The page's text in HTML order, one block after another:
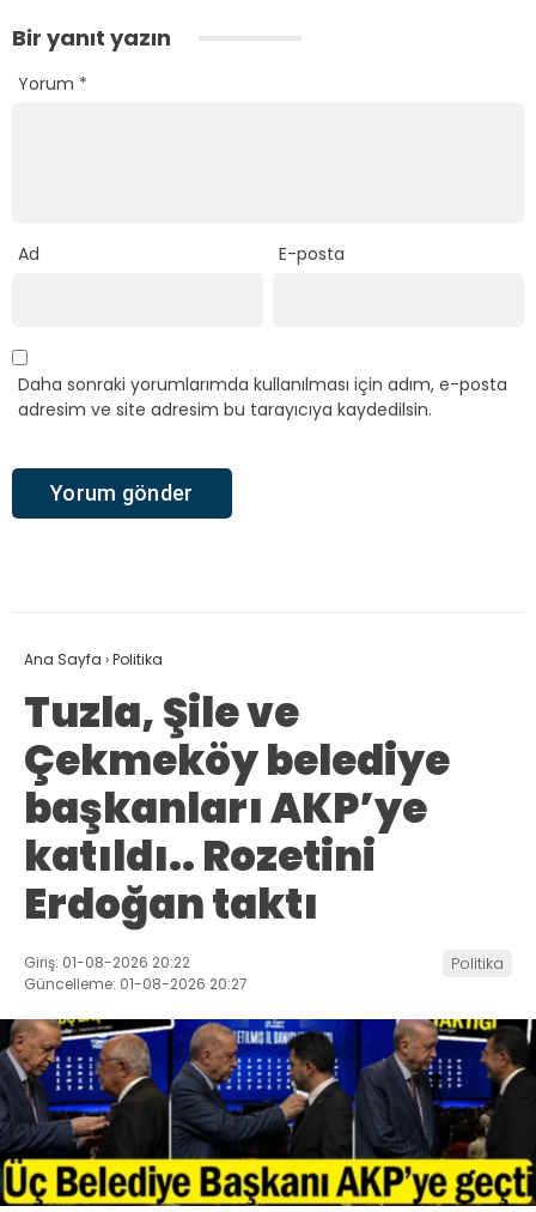
Bir yanıt yazın
Yorum *
Ad E-posta
Daha sonraki yorumlarımda kullanılması için adım, e-posta
adresim ve site adresim bu tarayıcıya kaydedilsin.
Ana Sayfa ›Politika
Tuzla, Şile ve
Çekmeköy belediye
başkanları AKP’ye
katıldı.. Rozetini
Erdoğan taktı
Giriş: 01-08-2026 20:22
Güncelleme: 01-08-2026 20:27
Politika